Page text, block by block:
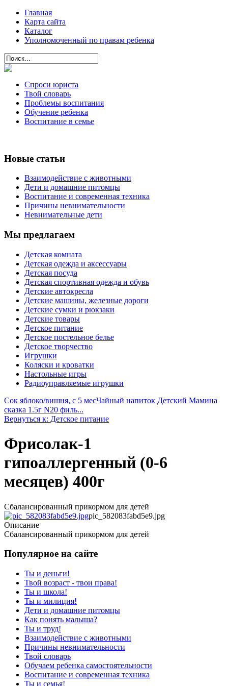
Главная
Карта сайта
Каталог
Уполномоченный по правам ребенка
Спроси юриста
Твой словарь
Проблемы воспитания
Обучение ребенка
Воспитание в семье
Новые статьи
Взаимодействие с животными
Дети и домашние питомцы
Воспитание и современная техника
Причины невнимательности
Невнимательные дети
Мы предлагаем
Детская комната
Детская одежда и аксессуары
Детская посуда
Детская спортивная одежда и обувь
Детские автокресла
Детские машины, железные дороги
Детские сумки и рюкзаки
Детские товары
Детское питание
Детское постельное белье
Детское творчество
Игрушки
Коляски и кроватки
Настольные игры
Радиоуправляемые игрушки
Сок яблоко/вишня, с 5 месЧайный напиток Детский Мамина
сказка 1.5г N20 филь...
Вернуться к: Детское питание
Фрисолак-1
гипоаллергенный (0-6
месяцев) 400г
Сбалансированный прикормом для детей
pic_582083fabd5e9.jpg
Описание
Сбалансированный прикормом для детей
Популярное на сайте
Ты и деньги!
Твой возраст - твои права!
Ты и школа!
Ты и милиция!
Дети и домашние питомцы
Как понять малыша?
Ты и труд!
Взаимодействие с животными
Причины невнимательности
Твой словарь
Обучаем ребенка самостоятельности
Воспитание и современная техника
Ты и семья!